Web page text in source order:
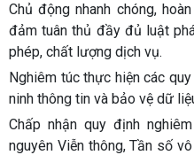
Chủ động nhanh chóng,
đảm tuân thủ đầy đủ luật
phép, chất lượng dịch vụ.
Nghiêm túc thực hiện các
ninh thông tin và bảo vệ dữ
Chấp nhận quy định
nguyên Viễn thông, Tần số